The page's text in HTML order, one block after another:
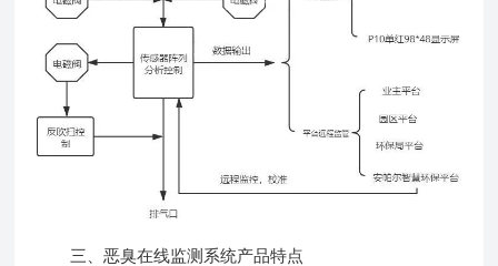
三、恶臭在线监测系统产品特点